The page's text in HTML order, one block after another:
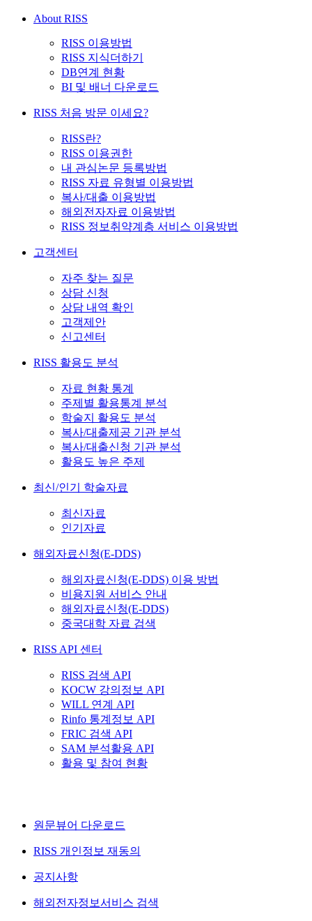
About RISS
RISS 이용방법
RISS 지식더하기
DB연계 현황
BI 및 배너 다운로드
RISS 처음 방문 이세요?
RISS란?
RISS 이용권한
내 관심논문 등록방법
RISS 자료 유형별 이용방법
복사/대출 이용방법
해외전자자료 이용방법
RISS 정보취약계층 서비스 이용방법
고객센터
자주 찾는 질문
상담 신청
상담 내역 확인
고객제안
신고센터
RISS 활용도 분석
자료 현황 통계
주제별 활용통계 분석
학술지 활용도 분석
복사/대출제공 기관 분석
복사/대출신청 기관 분석
활용도 높은 주제
최신/인기 학술자료
최신자료
인기자료
해외자료신청(E-DDS)
해외자료신청(E-DDS) 이용 방법
비용지원 서비스 안내
해외자료신청(E-DDS)
중국대학 자료 검색
RISS API 센터
RISS 검색 API
KOCW 강의정보 API
WILL 연계 API
Rinfo 통계정보 API
FRIC 검색 API
SAM 분석활용 API
활용 및 참여 현황
원문뷰어 다운로드
RISS 개인정보 재동의
공지사항
해외전자정보서비스 검색